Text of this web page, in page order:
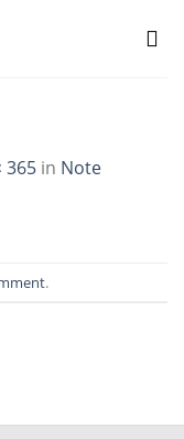
365 in Note
.